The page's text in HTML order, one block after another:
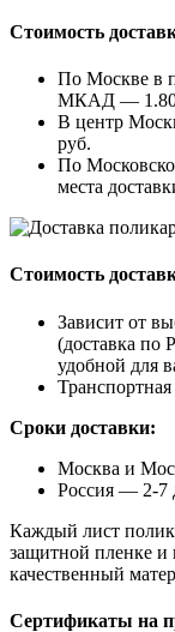
Стоимость
По Москве в
МКАД —
В центр
руб.
По
места
Стоимость
Зависит от
(доставка по
удобной для
Сроки доставки:
Москва и
Россия — 2-7
Каждый лист
защитной пленке
качественный
Сертификаты на